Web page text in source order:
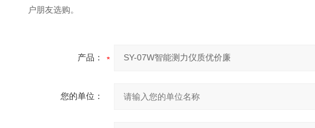
户朋友选购。
产品：
您的单位：